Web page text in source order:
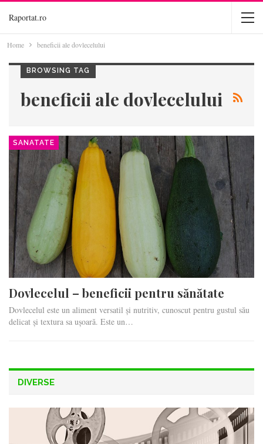
Raportat.ro
Home beneficii ale dovlecelului
BROWSING TAG
beneficii ale dovlecelului
SANATATE
Dovlecelul – beneficii pentru sănătate
Dovlecelul este un aliment versatil și nutritiv, cunoscut pentru gustul său
delicat și textura sa ușoară. Este un…
DIVERSE